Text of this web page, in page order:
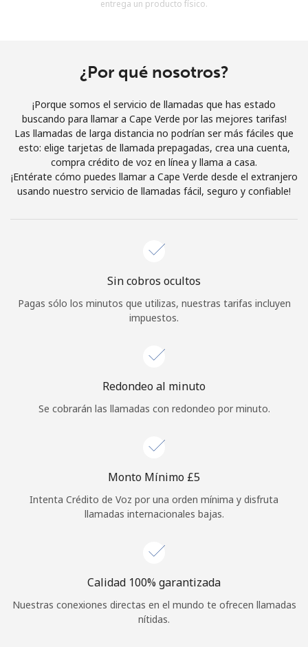
Al abrir una cuenta en este sitio web, estoy de acuerdo con
Únete
¡Hola!
Inicia sesión oREGÍSTRATE →
¿Olvidaste tu contraseña? →
Iniciar Sesión
entrega un producto físico.
¿Por qué nosotros?
¡Porque somos el servicio de llamadas que has estado
buscando para llamar a Cape Verde por las mejores tarifas!
Las llamadas de larga distancia no podrían ser más fáciles que
esto: elige tarjetas de llamada prepagadas, crea una cuenta,
compra crédito de voz en línea y llama a casa.
¡Entérate cómo puedes llamar a Cape Verde desde el extranjero
usando nuestro servicio de llamadas fácil, seguro y confiable!
Sin cobros ocultos
Pagas sólo los minutos que utilizas, nuestras tarifas incluyen
impuestos.
Redondeo al minuto
Se cobrarán las llamadas con redondeo por minuto.
Monto Mínimo ⁦£5⁩
Intenta Crédito de Voz por una orden mínima y disfruta
llamadas internacionales bajas.
Calidad 100% garantizada
Nuestras conexiones directas en el mundo te ofrecen llamadas
nítidas.